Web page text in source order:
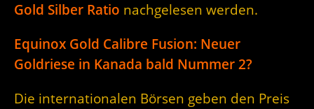
Gold Silber Ratio nachgelesen werden.
Equinox Gold Calibre Fusion: Neuer
Goldriese in Kanada bald Nummer 2?
Die internationalen Börsen geben den Preis